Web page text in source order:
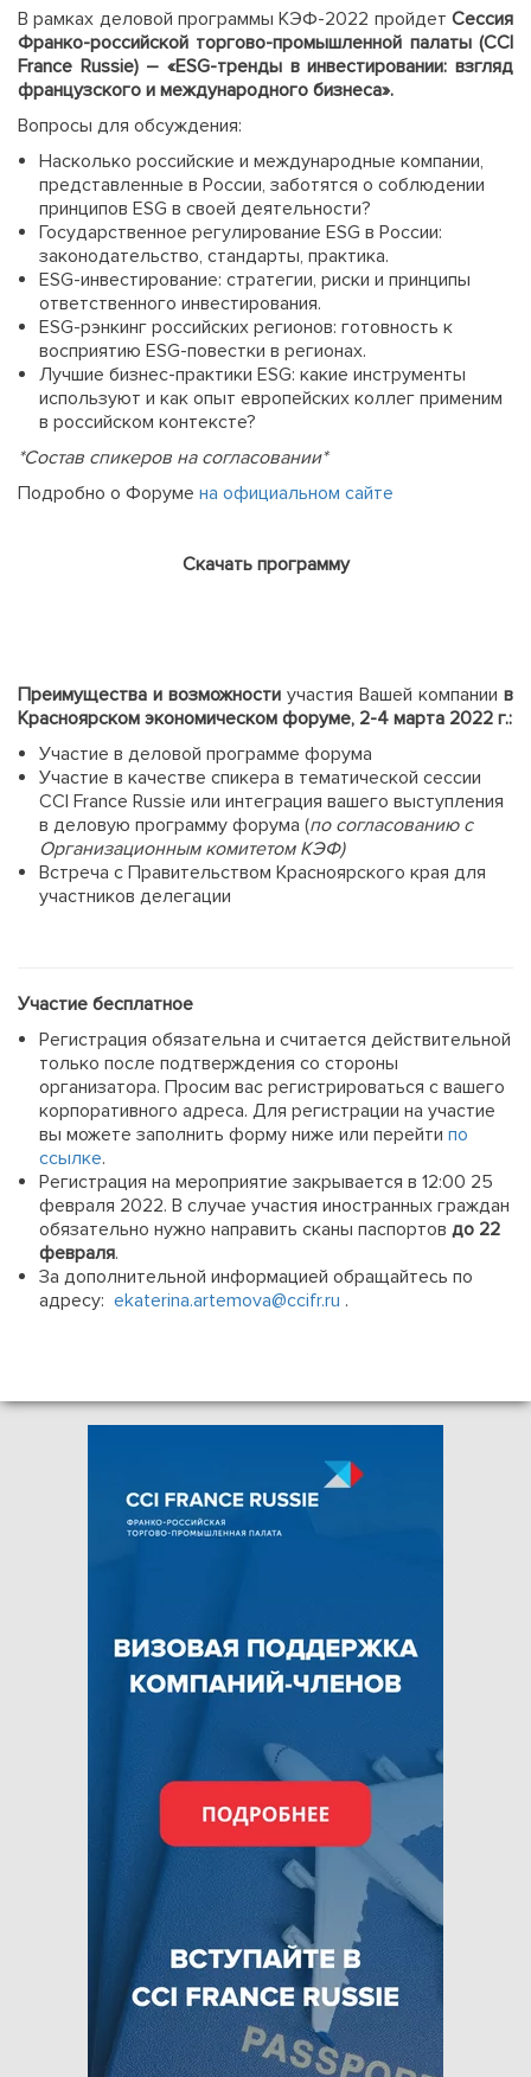
В рамках деловой программы КЭФ-2022 пройдет Сессия
Франко-российской торгово-промышленной палаты (CCI
France Russie) – «ESG-тренды в инвестировании: взгляд
французского и международного бизнеса».
Вопросы для обсуждения:
Насколько российские и международные компании,
представленные в России, заботятся о соблюдении
принципов ESG в своей деятельности?
Государственное регулирование ESG в России:
законодательство, стандарты, практика.
ESG-инвестирование: стратегии, риски и принципы
ответственного инвестирования.
ESG-рэнкинг российских регионов: готовность к
восприятию ESG-повестки в регионах.
Лучшие бизнес-практики ESG: какие инструменты
используют и как опыт европейских коллег применим
в российском контексте?
*Состав спикеров на согласовании*
Подробно о Форуме на официальном сайте
Скачать программу
Преимущества и возможности участия Вашей компании в
Красноярском экономическом форуме, 2-4 марта 2022 г.:
Участие в деловой программе форума
Участие в качестве спикера в тематической сессии
CCI France Russie или интеграция вашего выступления
в деловую программу форума (по согласованию с
Организационным комитетом КЭФ)
Встреча с Правительством Красноярского края для
участников делегации
Участие бесплатное
Регистрация обязательна и считается действительной
только после подтверждения со стороны
организатора. Просим вас регистрироваться с вашего
корпоративного адреса. Для регистрации на участие
вы можете заполнить форму ниже или перейти по
ссылке.
Регистрация на мероприятие закрывается в 12:00 25
февраля 2022. В случае участия иностранных граждан
обязательно нужно направить сканы паспортов до 22
февраля.
За дополнительной информацией обращайтесь по
адресу: ekaterina.artemova@ccifr.ru .